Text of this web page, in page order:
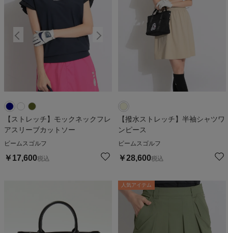
【ストレッチ】モックネックフレ
アスリーブカットソー
ビームスゴルフ
￥ 17,600税込
【撥水ストレッチ】半袖シャツワ
ンピース
ビームスゴルフ
￥28,600税込
人気アイテム